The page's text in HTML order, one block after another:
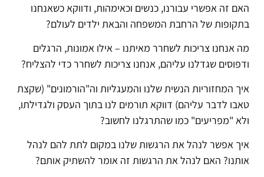
האם זה אפשרי עבורנו, כנשים וכאימהות, ודווקא כשאנחנו
בתקופות של הרחבת המשפחה והבאת ילדים לעולם?
מה אנחנו צריכות לשחרר מאיתנו – אילו אמונות, הרגלים
ודפוסים שגדלנו עליהם, אנחנו צריכות לשחרר כדי להצליח?
איך המחזוריות הנשית שלנו והמעגליות וה"הורמונים" (שקצת
טאבו לדבר עליהם) דווקא תורמים לנו בתוך העסק ולגדילתו,
ולא "מפריעים" כמו שהתרגלנו לחשוב?
איך אפשר לנהל את הרגשות שלנו במקום לתת להם לנהל
אותנו? האם לנהל את הרגשות זה אומר להשתיק אותם?